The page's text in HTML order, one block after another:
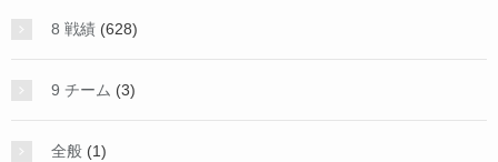
8 戦績 (628)
9 チーム (3)
全般 (1)